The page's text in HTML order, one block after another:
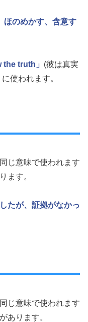
ほのめかす、含意す
the truth」 (彼は真実
使われます。
じ意味で使われます
ます。
たが、証拠がなかっ
じ意味で使われます
あります。